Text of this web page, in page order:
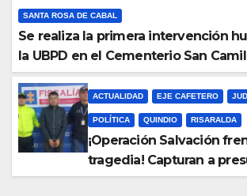
SANTA ROSA DE CABAL
Se realiza la primera intervención
la UBPD en el Cementerio San
ACTUALIDAD EJE CAFETERO
POLÍTICA QUINDIO RISARALDA
¡Operación Salvación
tragedia! Capturan a
y protegen a una madre